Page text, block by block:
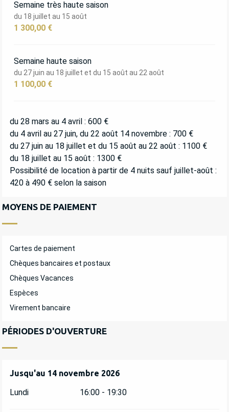
Semaine très haute saison
du 18 juillet au 15 août
1 300,00 €
Semaine haute saison
du 27 juin au 18 juillet et du 15 août au 22 août
1 100,00 €
du 28 mars au 4 avril : 600 €
du 4 avril au 27 juin, du 22 août 14 novembre : 700 €
du 27 juin au 18 juillet et du 15 août au 22 août : 1100 €
du 18 juillet au 15 août : 1300 €
Possibilité de location à partir de 4 nuits sauf juillet-août :
420 à 490 € selon la saison
MOYENS DE PAIEMENT
Cartes de paiement
Chèques bancaires et postaux
Chèques Vacances
Espèces
Virement bancaire
PÉRIODES D'OUVERTURE
Du1 avril 2026au14 novembre 2026
Jusqu'au 14 novembre 2026
Lundi 16:00 - 19:30